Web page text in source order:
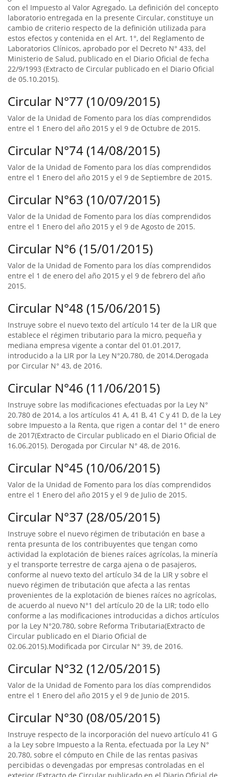
con el Impuesto al Valor Agregado. La definición del concepto
laboratorio entregada en la presente Circular, constituye un
cambio de criterio respecto de la definición utilizada para
estos efectos y contenida en el Art. 1°, del Reglamento de
Laboratorios Clínicos, aprobado por el Decreto N° 433, del
Ministerio de Salud, publicado en el Diario Oficial de fecha
22/9/1993 (Extracto de Circular publicado en el Diario Oficial
de 05.10.2015).
Circular N°77 (10/09/2015)
Valor de la Unidad de Fomento para los días comprendidos
entre el 1 Enero del año 2015 y el 9 de Octubre de 2015.
Circular N°74 (14/08/2015)
Valor de la Unidad de Fomento para los días comprendidos
entre el 1 Enero del año 2015 y el 9 de Septiembre de 2015.
Circular N°63 (10/07/2015)
Valor de la Unidad de Fomento para los días comprendidos
entre el 1 Enero del año 2015 y el 9 de Agosto de 2015.
Circular N°6 (15/01/2015)
Valor de la Unidad de Fomento para los días comprendidos
entre el 1 de enero del año 2015 y el 9 de febrero del año
2015.
Circular N°48 (15/06/2015)
Instruye sobre el nuevo texto del artículo 14 ter de la LIR que
establece el régimen tributario para la micro, pequeña y
mediana empresa vigente a contar del 01.01.2017,
introducido a la LIR por la Ley N°20.780, de 2014.Derogada
por Circular N° 43, de 2016.
Circular N°46 (11/06/2015)
Instruye sobre las modificaciones efectuadas por la Ley N°
20.780 de 2014, a los artículos 41 A, 41 B, 41 C y 41 D, de la Ley
sobre Impuesto a la Renta, que rigen a contar del 1° de enero
de 2017(Extracto de Circular publicado en el Diario Oficial de
16.06.2015). Derogada por Circular N° 48, de 2016.
Circular N°45 (10/06/2015)
Valor de la Unidad de Fomento para los días comprendidos
entre el 1 Enero del año 2015 y el 9 de Julio de 2015.
Circular N°37 (28/05/2015)
Instruye sobre el nuevo régimen de tributación en base a
renta presunta de los contribuyentes que tengan como
actividad la explotación de bienes raíces agrícolas, la minería
y el transporte terrestre de carga ajena o de pasajeros,
conforme al nuevo texto del artículo 34 de la LIR y sobre el
nuevo régimen de tributación que afecta a las rentas
provenientes de la explotación de bienes raíces no agrícolas,
de acuerdo al nuevo N°1 del artículo 20 de la LIR; todo ello
conforme a las modificaciones introducidas a dichos artículos
por la Ley N°20.780, sobre Reforma Tributaria(Extracto de
Circular publicado en el Diario Oficial de
02.06.2015).Modificada por Circular N° 39, de 2016.
Circular N°32 (12/05/2015)
Valor de la Unidad de Fomento para los días comprendidos
entre el 1 Enero del año 2015 y el 9 de Junio de 2015.
Circular N°30 (08/05/2015)
Instruye respecto de la incorporación del nuevo artículo 41 G
a la Ley sobre Impuesto a la Renta, efectuada por la Ley N°
20.780, sobre el cómputo en Chile de las rentas pasivas
percibidas o devengadas por empresas controladas en el